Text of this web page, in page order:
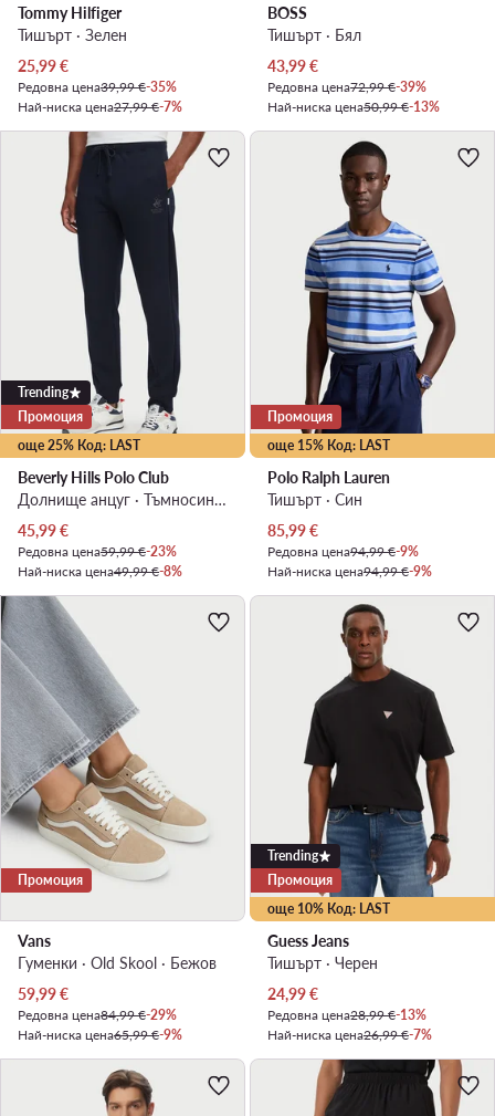
Tommy Hilfiger
Тишърт · Зелен
Актуална цена
25,99€
Редовна цена39,99 €-35%
Най-ниска цена27,99 €-7%
BOSS
Тишърт · Бял
Актуална цена
43,99€
Редовна цена72,99 €-39%
Най-ниска цена50,99 €-13%
още 25% Код: LAST
Trending
Промоция
Beverly Hills Polo Club
Долнище анцуг · Тъмносин · Regular Fit
Актуална цена
45,99€
Редовна цена59,99 €-23%
Най-ниска цена49,99 €-8%
още 15% Код: LAST
Промоция
Polo Ralph Lauren
Тишърт · Син
Актуална цена
85,99€
Редовна цена94,99 €-9%
Най-ниска цена94,99 €-9%
Промоция
Vans
Гуменки · Old Skool · Бежов
Актуална цена
59,99€
Редовна цена84,99 €-29%
Най-ниска цена65,99 €-9%
още 10% Код: LAST
Trending
Промоция
Guess Jeans
Тишърт · Черен
Актуална цена
24,99€
Редовна цена28,99 €-13%
Най-ниска цена26,99 €-7%